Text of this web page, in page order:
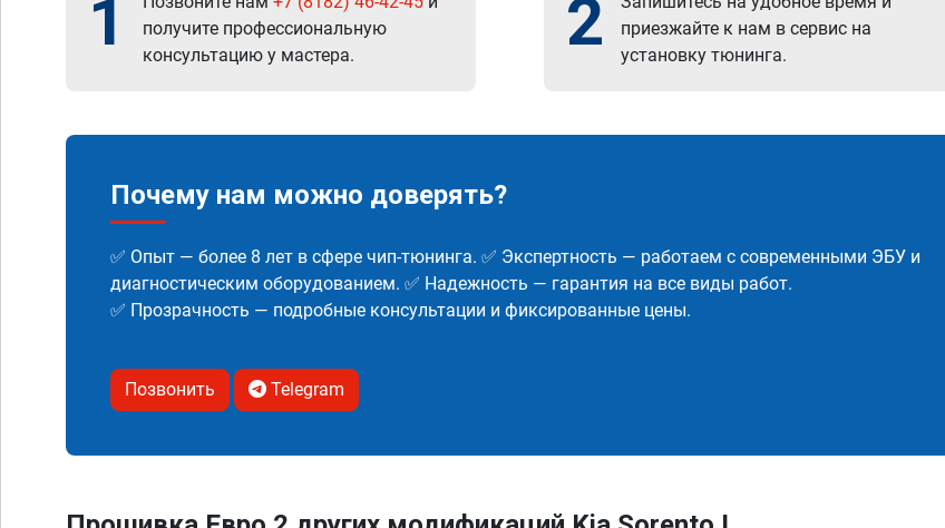
1
получите профессиональную
консультацию у мастера.
2
приезжайте к нам в сервис на
установку тюнинга.
Почему нам можно доверять?
✅ Опыт — более 8 лет в сфере чип-тюнинга. ✅ Экспертность — работаем с современными ЭБУ и
диагностическим оборудованием. ✅ Надежность — гарантия на все виды работ.
✅ Прозрачность — подробные консультации и фиксированные цены.
Позвонить Telegram